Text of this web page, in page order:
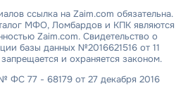
ссылка на Zaim.com обязательна.
МФО, Ломбардов и КПК являются
Zaim.com. Свидетельство о
базы данных №2016621516 от 11
и охраняется законом.
ФС 77 - 68179 от 27 декабря 2016